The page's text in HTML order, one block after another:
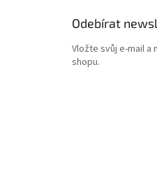
Odebírat
Vložte svůj e-mail a
shopu.